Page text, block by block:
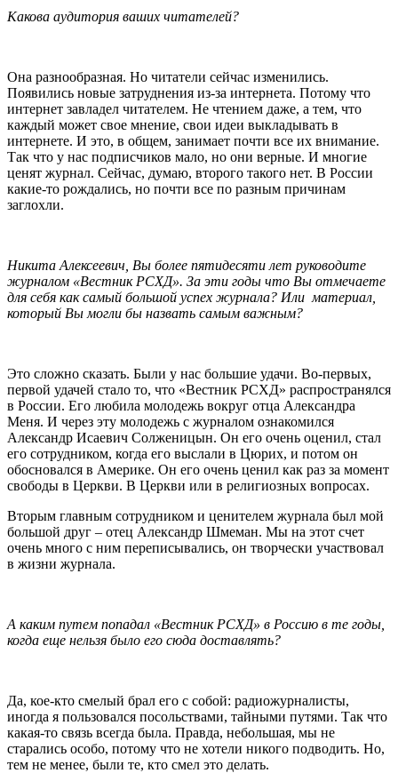
Какова аудитория ваших читателей?
Она разнообразная. Но читатели сейчас изменились.
Появились новые затруднения из-за интернета. Потому что
интернет завладел читателем. Не чтением даже, а тем, что
каждый может свое мнение, свои идеи выкладывать в
интернете. И это, в общем, занимает почти все их внимание.
Так что у нас подписчиков мало, но они верные. И многие
ценят журнал. Сейчас, думаю, второго такого нет. В России
какие-то рождались, но почти все по разным причинам
заглохли.
Никита Алексеевич, Вы более пятидесяти лет руководите
журналом «Вестник РСХД». За эти годы что Вы отмечаете
для себя как самый большой успех журнала? Или материал,
который Вы могли бы назвать самым важным?
Это сложно сказать. Были у нас большие удачи. Во-первых,
первой удачей стало то, что «Вестник РСХД» распространялся
в России. Его любила молодежь вокруг отца Александра
Меня. И через эту молодежь с журналом ознакомился
Александр Исаевич Солженицын. Он его очень оценил, стал
его сотрудником, когда его выслали в Цюрих, и потом он
обосновался в Америке. Он его очень ценил как раз за момент
свободы в Церкви. В Церкви или в религиозных вопросах.
Вторым главным сотрудником и ценителем журнала был мой
большой друг – отец Александр Шмеман. Мы на этот счет
очень много с ним переписывались, он творчески участвовал
в жизни журнала.
А каким путем попадал «Вестник РСХД» в Россию в те годы,
когда еще нельзя было его сюда доставлять?
Да, кое-кто смелый брал его с собой: радиожурналисты,
иногда я пользовался посольствами, тайными путями. Так что
какая-то связь всегда была. Правда, небольшая, мы не
старались особо, потому что не хотели никого подводить. Но,
тем не менее, были те, кто смел это делать.